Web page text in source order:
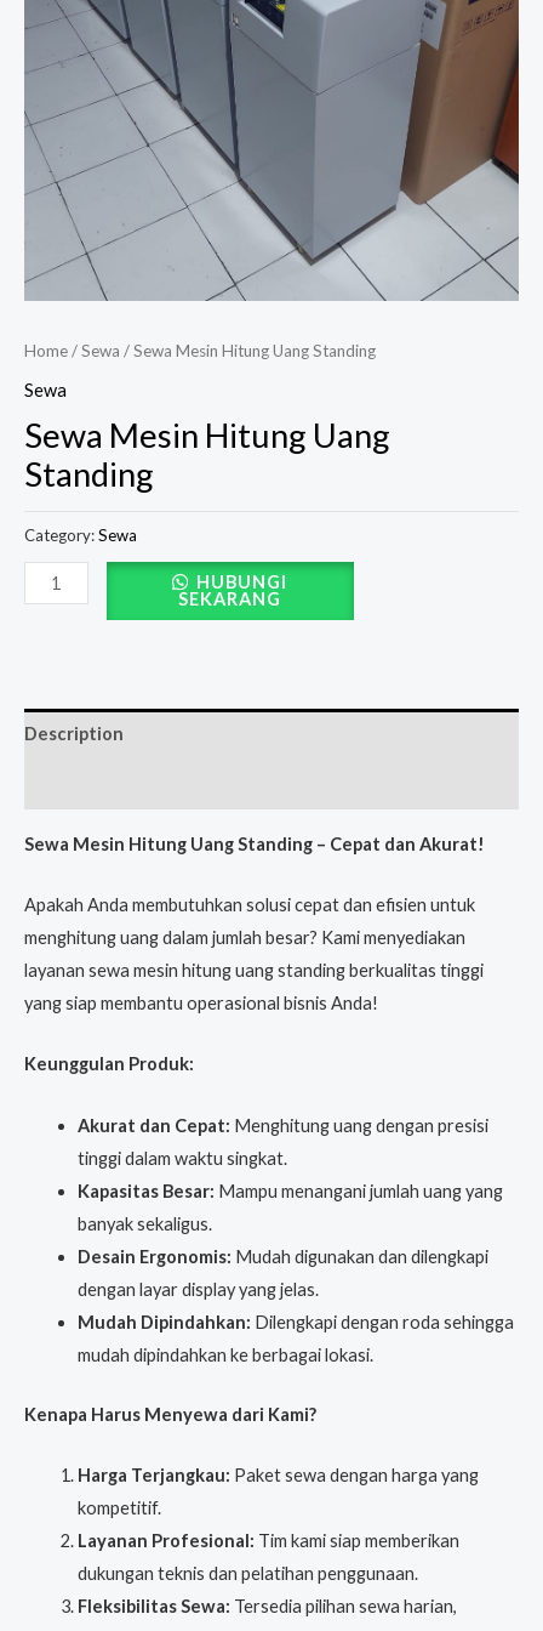
Home/Sewa / Sewa Mesin Hitung Uang Standing
Sewa
Sewa Mesin Hitung Uang
Standing
Category:Sewa
HUBUNGI
SEKARANG
Description
Sewa Mesin Hitung Uang Standing – Cepat dan Akurat!
Apakah Anda membutuhkan solusi cepat dan efisien untuk
menghitung uang dalam jumlah besar? Kami menyediakan
layanan sewa mesin hitung uang standing berkualitas tinggi
yang siap membantu operasional bisnis Anda!
Keunggulan Produk:
Akurat dan Cepat: Menghitung uang dengan presisi
tinggi dalam waktu singkat.
Kapasitas Besar: Mampu menangani jumlah uang yang
banyak sekaligus.
Desain Ergonomis: Mudah digunakan dan dilengkapi
dengan layar display yang jelas.
Mudah Dipindahkan: Dilengkapi dengan roda sehingga
mudah dipindahkan ke berbagai lokasi.
Kenapa Harus Menyewa dari Kami?
Harga Terjangkau: Paket sewa dengan harga yang
kompetitif.
Layanan Profesional: Tim kami siap memberikan
dukungan teknis dan pelatihan penggunaan.
Fleksibilitas Sewa: Tersedia pilihan sewa harian,